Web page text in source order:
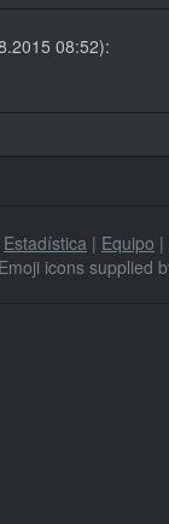
08:52):
Estadística | Equipo |
icons supplied